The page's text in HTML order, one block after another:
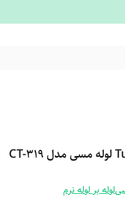
لوله بر لوله نرم